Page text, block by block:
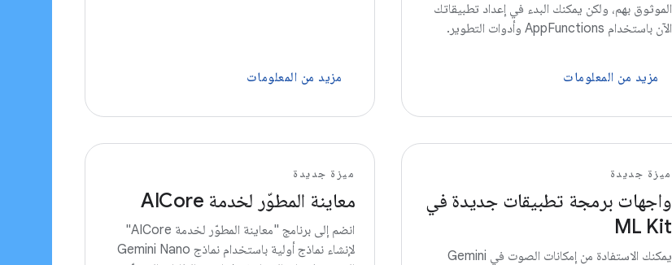
الموثوق بهم، ولكن يمكنك البدء في إعداد تطبيقاتك
الآن باستخدام AppFunctions وأدوات التطوير.
مزيد من المعلومات مزيد من المعلومات
ميزة جديدة
واجهات برمجة تطبيقات جديدة في
ML Kit
يمكنك الاستفادة من إمكانات الصوت في Gemini
ميزة جديدة
معاينة المطوّر لخدمة AICore
انضم إلى برنامج "معاينة المطوّر لخدمة AICore"
لإنشاء نماذج أولية باستخدام نماذج Gemini Nano